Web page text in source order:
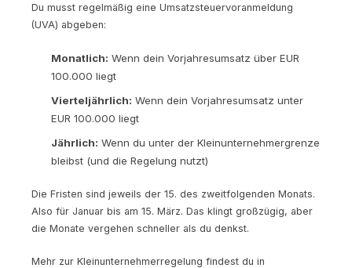
Du musst regelmäßig eine Umsatzsteuervoranmeldung
(UVA) abgeben:
Monatlich: Wenn dein Vorjahresumsatz über EUR
100.000 liegt
Vierteljährlich: Wenn dein Vorjahresumsatz unter
EUR 100.000 liegt
Jährlich: Wenn du unter der Kleinunternehmergrenze
bleibst (und die Regelung nutzt)
Die Fristen sind jeweils der 15. des zweitfolgenden Monats.
Also für Januar bis am 15. März. Das klingt großzügig, aber
die Monate vergehen schneller als du denkst.
Mehr zur Kleinunternehmerregelung findest du in